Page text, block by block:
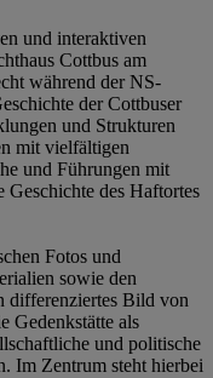
und interaktiven
Cottbus am
während der NS-
der Cottbuser
und Strukturen
mit vielfältigen
und Führungen mit
Geschichte des Haftortes
Fotos und
sowie den
differenziertes Bild von
Gedenkstätte als
und politische
Im Zentrum steht hierbei